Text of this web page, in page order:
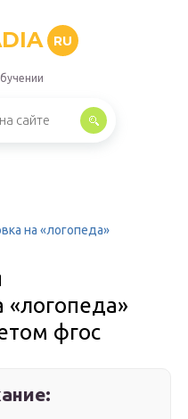
RU
на «логопеда»
«логопеда»
фгос